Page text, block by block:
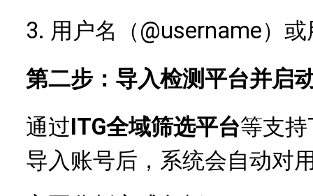
3. 用户名（@username）
第二步：导入检测平台并启
通过 ITG全域筛选平台等支持
导入账号后，系统会自动对